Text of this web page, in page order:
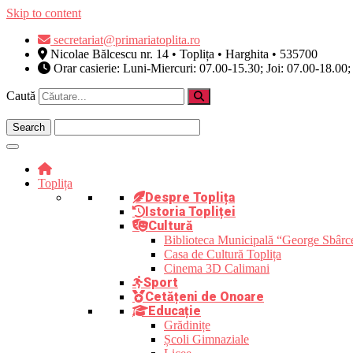
Skip to content
secretariat@primariatoplita.ro
Nicolae Bălcescu nr. 14 • Toplița • Harghita • 535700
Orar casierie: Luni-Miercuri: 07.00-15.30; Joi: 07.00-
Caută
Toplița
Despre Toplița
Istoria Topliței
Cultură
Biblioteca Municipală “George
Casa de Cultură Toplița
Cinema 3D Calimani
Sport
Cetățeni de Onoare
Educație
Grădinițe
Școli Gimnaziale